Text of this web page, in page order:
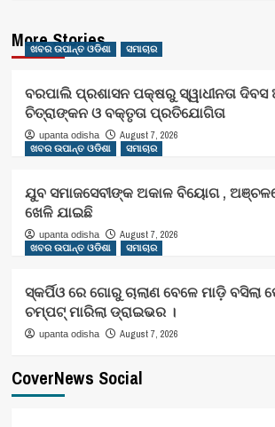
More Stories
ଖବର ଉପାନ୍ତ ଓଡିଶା ସମାଚାର
ବରପାଲି ପ୍ରଶାସନ ପକ୍ଷରୁ ସ୍ୱାଧୀନତା
ଚିତ୍ରାଙ୍କନ ଓ ବକ୍ତୃତା ପ୍ରତିଯୋଗିତା
upanta odisha
August 7, 2026
ଖବର ଉପାନ୍ତ ଓଡିଶା
ସମାଚାର
ଯୁବ ସମାଜସେବୀଙ୍କ ଅକାଳ ବିୟୋଗ ,
ଖେଳି ଯାଇଛି
upanta odisha
August 7, 2026
ଖବର ଉପାନ୍ତ ଓଡିଶା
ସମାଚାର
ସ୍କର୍ପିଓ ରେ ଗୋରୁ ଚାଲାଣ ବେଳେ ମାଡ଼ି ବସିଲା
ଚମ୍ପଟ୍ ମାରିଲା ଡ୍ରାଇଭର ।
upanta odisha August 7, 2026
CoverNews Social